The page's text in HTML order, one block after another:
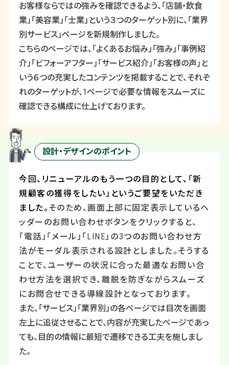
お客様ならではの強みを確認できるよう、「店舗・飲食
業」「美容業」「士業」という３つのターゲット別に、「業界
別サービス」ページを新規制作しました。
こちらのページでは、「よくあるお悩み」「強み」「事例紹
介」「ビフォーアフター」「サービス紹介」「お客様の声」と
いう６つの充実したコンテンツを掲載することで、それぞ
れのターゲットが、 1ページで必要な情報をスムーズに
確認できる構成に仕上げております。
設計・デザインのポイント
今回、リニューアルのもう一つの目的として、「新
規顧客の獲得をしたい」というご要望をいただき
ました。 そのため、画面上部に固定表示しているヘ
ッダーのお問い合わせボタンをクリックすると、
「電話」「メール」「LINE 」の3つのお問い合わせ方
法がモーダル表示される設計としました。そうする
ことで、ユーザーの状況に合った最適なお問い合
わせ方法を選択でき、離脱を防ぎながらスムーズ
にお問合せできる導線設計となっております。
また、「サービス」「業界別」の各ページでは目次を画面
左上に追従させることで、内容が充実したページであっ
ても、目的の情報に最短で遷移できる工夫を施しまし
た。